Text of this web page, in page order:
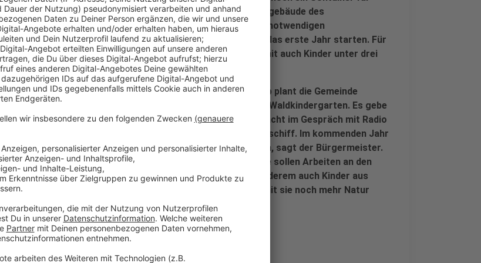
Küche und Sanitär. In diesem Jahr soll dann noch das Sanitärgebäude des
Jugendzeltplatzes umgebaut werden, unter anderem für die notwendigen
Personalräume. Der Waldkindergarten soll mit 16 Kindern in das erste Jahr starten. Für
nächstes Jahr ist ein Neubau für Gruppenräume geplant, damit auch Kinder unter drei
Jahren betreut werden können.
Immer mehr junge Familien ziehen nach Nettersheim. Deshalb plant die Gemeinde
gerade fleißig mit neuen Kitaplätzen und fest mit dem neuen Waldkindergarten. Es gebe
großen Bedarf an neuen Kitaplätze, sagte Bürgermeister Pracht im Gespräch mit Radio
Euskirchen. Der Waldkindergarten soll aussehen wie ein Holzschiff. Im kommenden Jahr
könne die Gemeinde dann auf bis zu 40 Kitaplätze aufstocken, sagt der Bürgermeister.
Die Maßnahmen sollen jetzt ausgeschrieben werden. In Kürze sollen Arbeiten an den
Parkflächen losgehen. Ein Bauwagen soll in Zukunft unter anderem auch Kinder aus
Zingsheim und Tondorf zum Waldkindergarten bringen – damit sie noch mehr Natur
erleben können und viel Zeit draußen verbringen.